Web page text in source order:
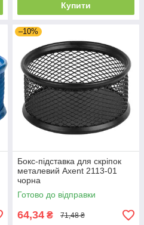
Купити
–10%
Бокс-підставка для скріпок
металевий Axent 2113-01
чорна
Готово до відправки
64,34 ₴ 71,48 ₴